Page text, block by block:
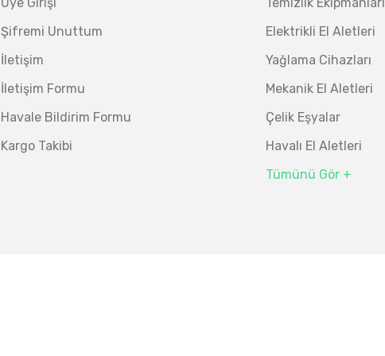
Ücretsiz Nakliye
26.847,00 TL
Şifremi Unuttum
İletişim
İletişim Formu
Havale Bildirim Formu
Kargo Takibi
Elektrikli El Aletleri
Yağlama Cihazları
Mekanik El Aletleri
Çelik Eşyalar
Havalı El Aletleri
Tümünü Gör +